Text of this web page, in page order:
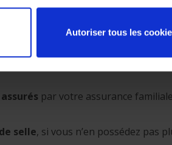
Autoriser tous les
cause des dommages à des tiers.
par votre assurance
selle, si vous n’en possédez pas